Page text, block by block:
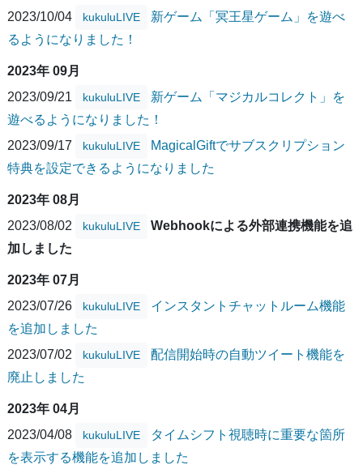
2023/10/04 kukuluLIVE
新ゲーム「冥王星ゲーム」を遊べ
るようになりました！
2023年 09月
2023/09/21
kukuluLIVE
新ゲーム「マジカルコレクト」を
遊べるようになりました！
2023/09/17
kukuluLIVE
MagicalGiftでサブスクリプション
特典を設定できるようになりました
2023年 08月
2023/08/02
kukuluLIVE
Webhookによる外部連携機能を追
加しました
2023年 07月
2023/07/26
kukuluLIVE
インスタントチャットルーム機能
を追加しました
2023/07/02
kukuluLIVE
配信開始時の自動ツイート機能を
廃止しました
2023年 04月
2023/04/08
kukuluLIVE
タイムシフト視聴時に重要な箇所
を表示する機能を追加しました